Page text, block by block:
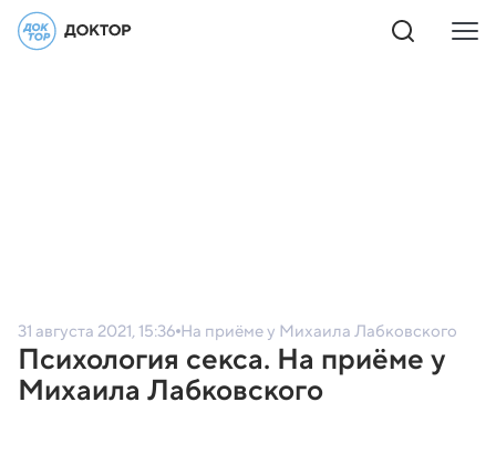
31 августа 2021, 15:36 На приёме у Михаила Лабковского
Психология секса. На приёме у
Михаила Лабковского